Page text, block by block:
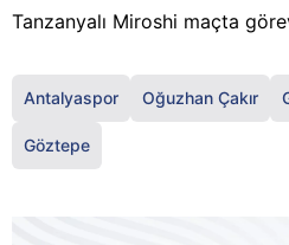
Tanzanyalı Miroshi maçta
Antalyaspor Oğuzhan Çakır
Göztepe